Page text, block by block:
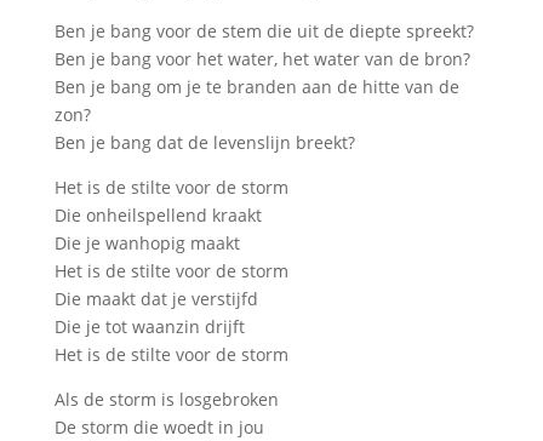
Ben je bang voor de stem die uit de diepte spreekt?
Ben je bang voor het water, het water van de bron?
Ben je bang om je te branden aan de hitte van de
zon?
Ben je bang dat de levenslijn breekt?
Het is de stilte voor de storm
Die onheilspellend kraakt
Die je wanhopig maakt
Het is de stilte voor de storm
Die maakt dat je verstijfd
Die je tot waanzin drijft
Het is de stilte voor de storm
Als de storm is losgebroken
De storm die woedt in jou